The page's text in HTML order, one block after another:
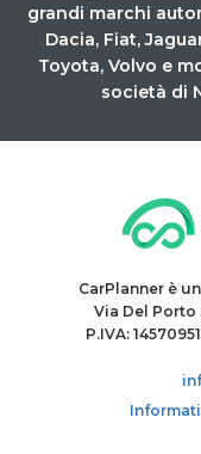
grandi marchi
Dacia, Fiat,
Toyota, Volvo e
società di
CarPlanner è
Via Del Porto
P.IVA: